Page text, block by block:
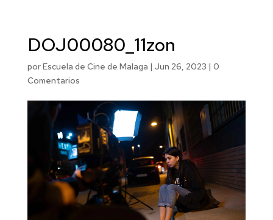
DOJ00080_11zon
porEscuela de Cine de Malaga | Jun 26, 2023 | 0
Comentarios